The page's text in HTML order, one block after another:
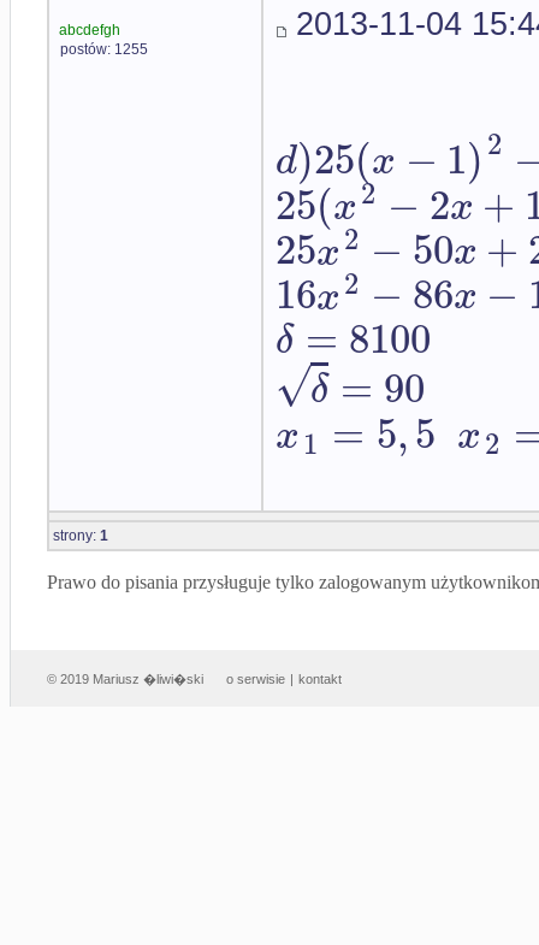
abcdefgh
postów: 1255
2013-11-04
d)25(x − 1)2
25(x2 − 2x +
25x2 − 50x +
16x2 − 86x −
δ = 8100
δ
√ = 90
x1 = 5,5 x2
strony: 1
Prawo do pisania przysługuje tylko zalogowanym
© 2019 Mariusz �liwi�ski o serwisie | kontakt